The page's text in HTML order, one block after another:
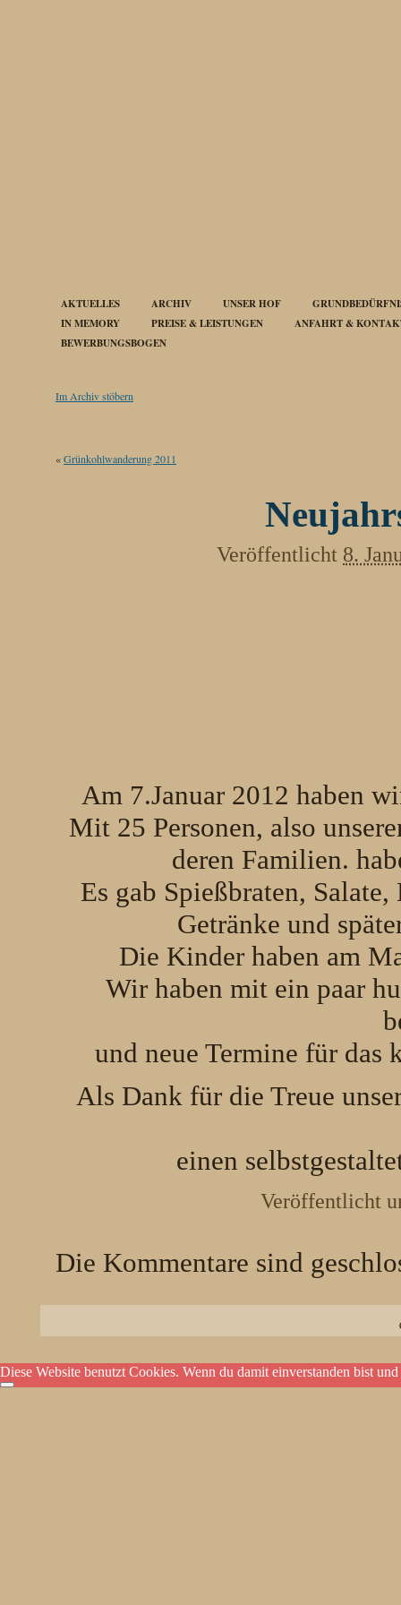
AKTUELLES ARCHIV UNSER HOF
IN MEMORY
PREISE & LEISTUNGEN
ANFAHRT &
BEWERBUNGSBOGEN
Im Archiv stöbern
«Grünkohlwanderung 2011
Veröffentlicht 8.
Am 7.Januar 2012 haben
Mit 25 Personen, also
deren Familien.
Es gab Spießbraten,
Getränke und
Die Kinder haben am
Wir haben mit ein paar
und neue Termine für das
Als Dank für die Treue
einen
Veröffentlicht
Die Kommentare sind
Diese Website benutzt Cookies. Wenn du damit einverstanden bist